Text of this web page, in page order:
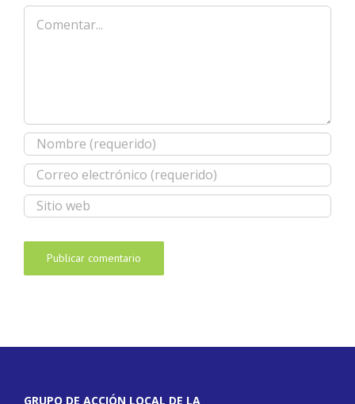
Comentar
GRUPO DE ACCIÓN LOCAL DE LA